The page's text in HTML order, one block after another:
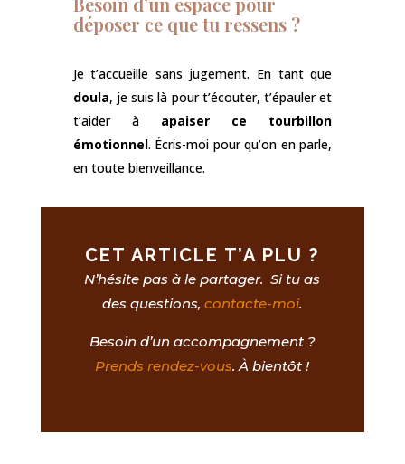
déposer ce que tu ressens ?
Je t’accueille sans jugement. En tant que
doula, je suis là pour t’écouter, t’épauler et
t’aider à apaiser ce tourbillon
émotionnel. Écris-moi pour qu’on en parle,
en toute bienveillance.
CET ARTICLE T’A PLU ?
N’hésite pas à le partager. Si tu as
des questions,contacte-moi.
Besoin d’un accompagnement ?
Prends rendez-vous. À bientôt !